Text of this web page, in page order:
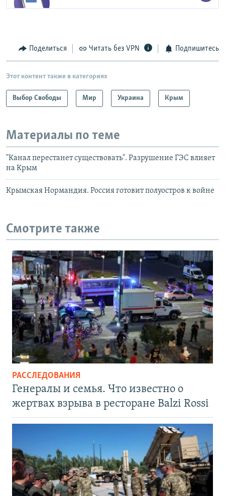
Поделиться Читать без VPN Подпишитесь
Этот контент также в категориях
Выбор Свободы Мир Украина Крым
Материалы по теме
"Канал перестанет существовать". Разрушение ГЭС влияет
на Крым
Крымская Нормандия. Россия готовит полуостров к войне
Смотрите также
РАССЛЕДОВАНИЯ
Генералы и семья. Что известно о
жертвах взрыва в ресторане Balzi Rossi